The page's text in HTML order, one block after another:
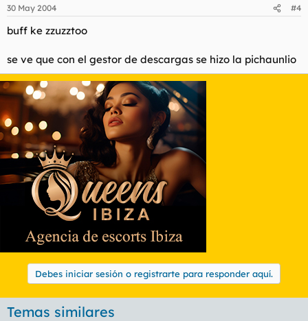
30 May 2004 #4
buff ke zzuzztoo
se ve que con el gestor de descargas se hizo la pichaunlio
Debes iniciar sesión o registrarte para responder aquí.
Temas similares